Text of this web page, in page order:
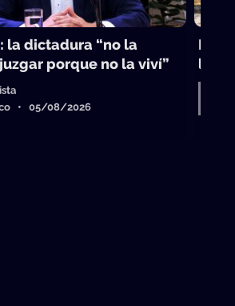
la dictadura “no la
porque no la viví”
• 05/08/2026
La